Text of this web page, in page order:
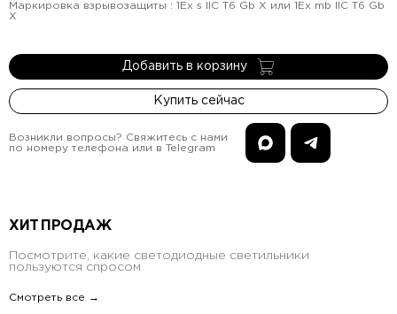
Маркировка взрывозащиты : 1Ex s IIC T6 Gb X или 1Ex mb IIC T6 Gb
X
Добавить в корзину
Купить сейчас
Возникли вопросы? Свяжитесь с нами
по номеру телефона или в Telegram
ХИТ ПРОДАЖ
Посмотрите, какие светодиодные светильники
пользуются спросом
Смотреть все →